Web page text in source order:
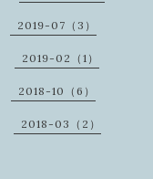
2019-07（3）
2019-02（1）
2018-10（6）
2018-03（2）